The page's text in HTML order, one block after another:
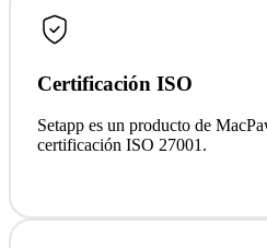
Certificación ISO
Setapp es un producto de
certificación ISO 27001.